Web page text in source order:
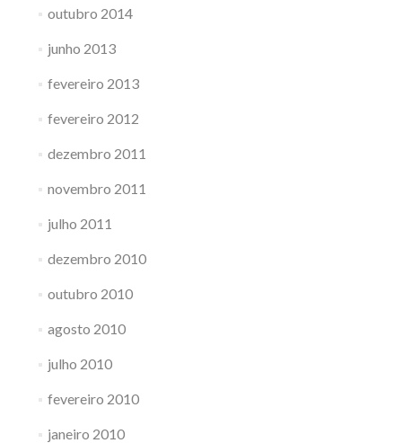
outubro 2014
junho 2013
fevereiro 2013
fevereiro 2012
dezembro 2011
novembro 2011
julho 2011
dezembro 2010
outubro 2010
agosto 2010
julho 2010
fevereiro 2010
janeiro 2010